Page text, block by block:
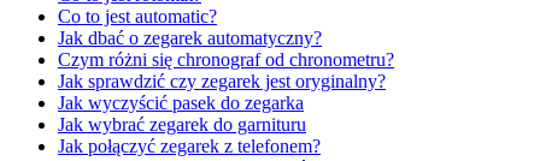
Co to jest automatic?
Jak dbać o zegarek automatyczny?
Czym różni się chronograf od chronometru?
Jak sprawdzić czy zegarek jest oryginalny?
Jak wyczyścić pasek do zegarka
Jak wybrać zegarek do garnituru
Jak połączyć zegarek z telefonem?